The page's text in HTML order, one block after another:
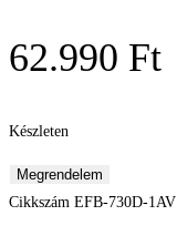
62.990 Ft
Készleten
Casio
Edifice
Megrendelem
Cikkszám EFB-730D-1AV